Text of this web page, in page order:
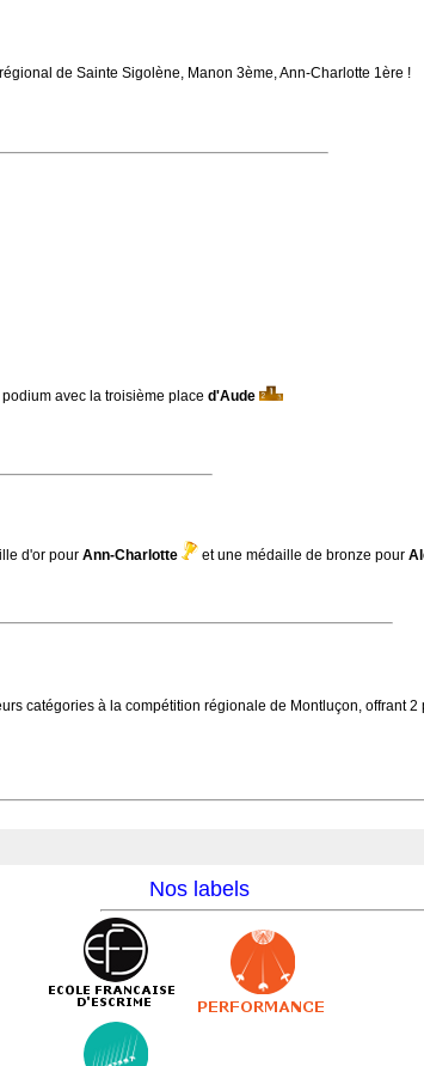
de Sainte Sigolène, Manon 3ème, Ann-Charlotte 1ère !
avec la troisième place d'Aude
d'or pour Ann-Charlotte et une médaille de bronze pour
catégories à la compétition régionale de Montluçon, offrant
Nos labels